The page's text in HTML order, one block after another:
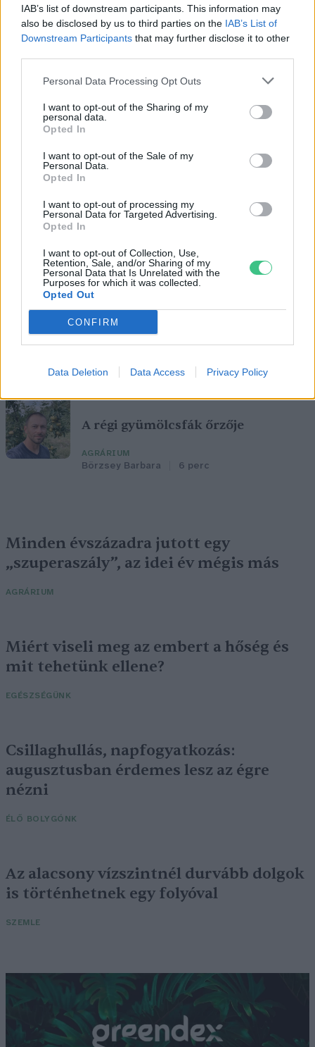
IAB’s list of downstream participants. This information may
also be disclosed by us to third parties on the IAB’s List of
Downstream Participants that may further disclose it to other
Personal Data Processing Opt Outs
I want to opt-out of the Sharing of my
personal data.
Opted In
I want to opt-out of the Sale of my
Personal Data.
Opted In
I want to opt-out of processing my
Personal Data for Targeted Advertising.
Opted In
I want to opt-out of Collection, Use,
Retention, Sale, and/or Sharing of my
Personal Data that Is Unrelated with the
Purposes for which it was collected.
Opted Out
CONFIRM
Data Deletion Data Access Privacy Policy
Hogyan védekezzünk a hangyák ellen
természetes módon?
OTTHONUNK
Nyersanyag, amit millió tonna szám
pazarolunk el, holott több fronton
is segíteni az élelmiszertermelést
Greendex 4 perc
A régi gyümölcsfák őrzője
AGRÁRIUM
Börzsey Barbara 6 perc
Minden évszázadra jutott egy
„szuperaszály”, az idei év mégis más
AGRÁRIUM
Miért viseli meg az embert a hőség és
mit tehetünk ellene?
EGÉSZSÉGÜNK
Csillaghullás, napfogyatkozás:
augusztusban érdemes lesz az égre
nézni
ÉLŐ BOLYGÓNK
Az alacsony vízszintnél durvább dolgok
is történhetnek egy folyóval
SZEMLE